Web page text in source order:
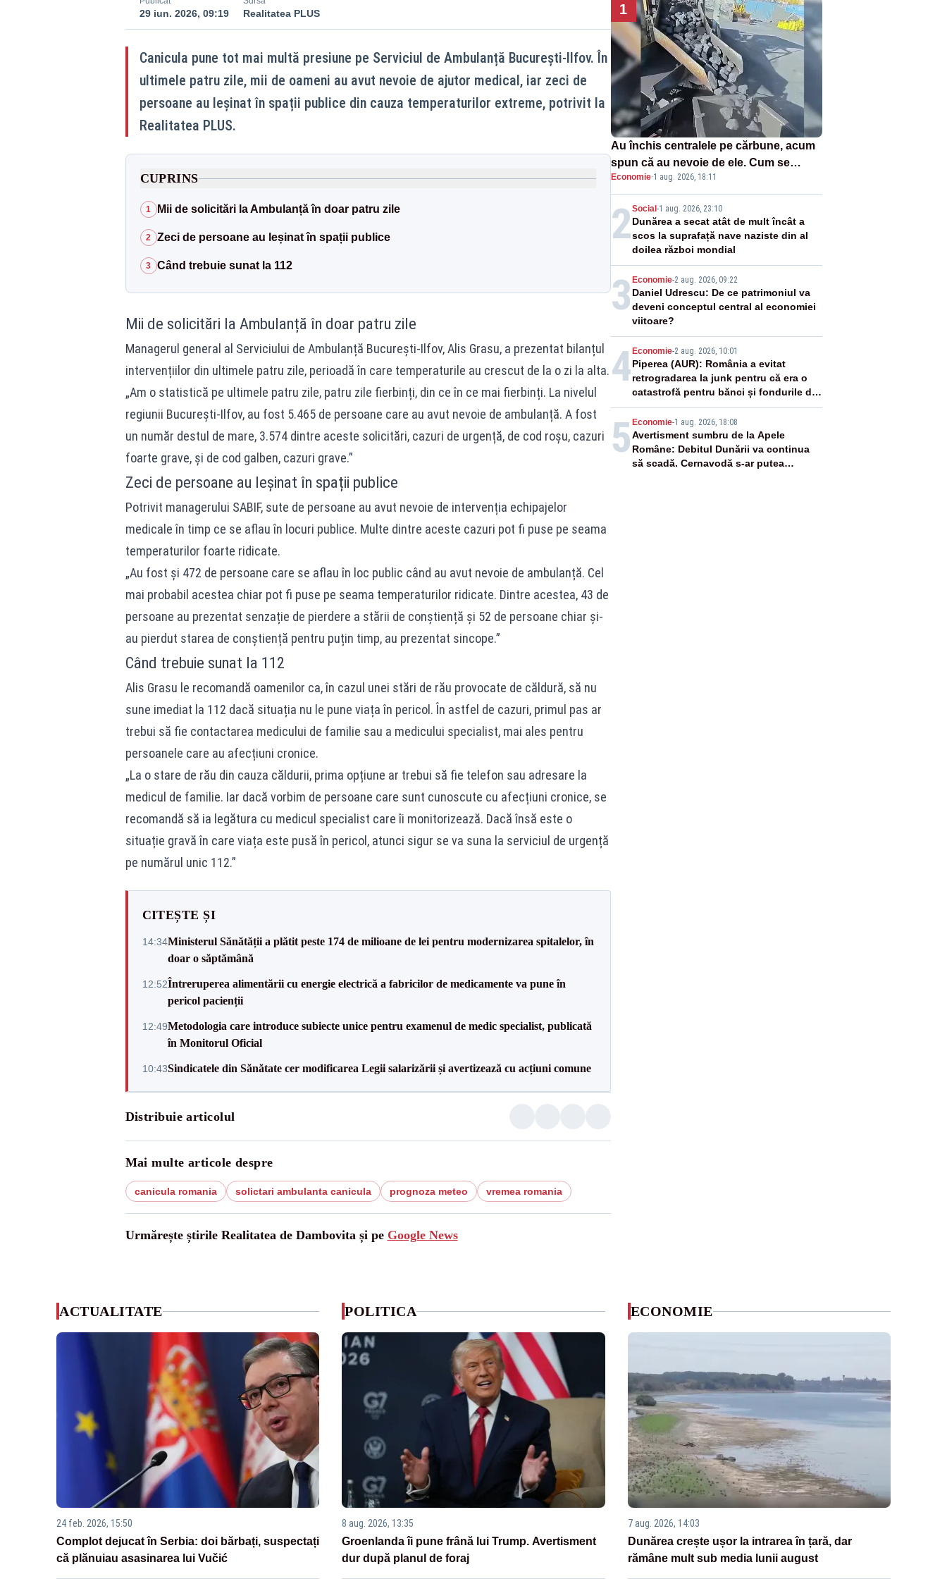
29 iun. 2026, 09:19 Realitatea PLUS
Canicula pune tot mai multă presiune pe Serviciul de Ambulanță București-Ilfov. În
ultimele patru zile, mii de oameni au avut nevoie de ajutor medical, iar zeci de
persoane au leșinat în spații publice din cauza temperaturilor extreme, potrivit la
Realitatea PLUS.
CUPRINS
1 Mii de solicitări la Ambulanță în doar patru zile
2 Zeci de persoane au leșinat în spații publice
3 Când trebuie sunat la 112
Mii de solicitări la Ambulanță în doar patru zile
Managerul general al Serviciului de Ambulanță București-Ilfov, Alis Grasu, a prezentat bilanțul
intervențiilor din ultimele patru zile, perioadă în care temperaturile au crescut de la o zi la alta.
„Am o statistică pe ultimele patru zile, patru zile fierbinți, din ce în ce mai fierbinți. La nivelul
regiunii București-Ilfov, au fost 5.465 de persoane care au avut nevoie de ambulanță. A fost
un număr destul de mare, 3.574 dintre aceste solicitări, cazuri de urgență, de cod roșu, cazuri
foarte grave, și de cod galben, cazuri grave.”
Zeci de persoane au leșinat în spații publice
Potrivit managerului SABIF, sute de persoane au avut nevoie de intervenția echipajelor
medicale în timp ce se aflau în locuri publice. Multe dintre aceste cazuri pot fi puse pe seama
temperaturilor foarte ridicate.
„Au fost și 472 de persoane care se aflau în loc public când au avut nevoie de ambulanță. Cel
mai probabil acestea chiar pot fi puse pe seama temperaturilor ridicate. Dintre acestea, 43 de
persoane au prezentat senzație de pierdere a stării de conștiență și 52 de persoane chiar și-
au pierdut starea de conștiență pentru puțin timp, au prezentat sincope.”
Când trebuie sunat la 112
Alis Grasu le recomandă oamenilor ca, în cazul unei stări de rău provocate de căldură, să nu
sune imediat la 112 dacă situația nu le pune viața în pericol. În astfel de cazuri, primul pas ar
trebui să fie contactarea medicului de familie sau a medicului specialist, mai ales pentru
persoanele care au afecțiuni cronice.
„La o stare de rău din cauza căldurii, prima opțiune ar trebui să fie telefon sau adresare la
medicul de familie. Iar dacă vorbim de persoane care sunt cunoscute cu afecțiuni cronice, se
recomandă să ia legătura cu medicul specialist care îi monitorizează. Dacă însă este o
situație gravă în care viața este pusă în pericol, atunci sigur se va suna la serviciul de urgență
pe numărul unic 112.”
CITEȘTE ȘI
14:34Ministerul Sănătății a plătit peste 174 de milioane de lei pentru modernizarea spitalelor, în
doar o săptămână
12:52Întreruperea alimentării cu energie electrică a fabricilor de medicamente va pune în
pericol pacienții
12:49Metodologia care introduce subiecte unice pentru examenul de medic specialist, publicată
în Monitorul Oficial
10:43Sindicatele din Sănătate cer modificarea Legii salarizării și avertizează cu acțiuni comune
Distribuie articolul
Mai multe articole despre
canicula romania solictari ambulanta canicula prognoza meteo vremea romania
Urmărește știrile Realitatea de Dambovita și pe Google News
1
Au închis centralele pe cărbune, acum
spun că au nevoie de ele. Cum se
pasează vina în plină criză energetică
Economie·1 aug. 2026, 18:11
2Social -1 aug. 2026, 23:10
Dunărea a secat atât de mult încât a
scos la suprafață nave naziste din al
doilea război mondial
3 Economie-2 aug. 2026, 09:22
Daniel Udrescu: De ce patrimoniul va
deveni conceptul central al economiei
viitoare?
4 Economie-2 aug. 2026, 10:01
Piperea (AUR): România a evitat
retrogradarea la junk pentru că era o
catastrofă pentru bănci și fondurile de
pensii
5 Economie-1 aug. 2026, 18:08
Avertisment sumbru de la Apele
Române: Debitul Dunării va continua
să scadă. Cernavodă s-ar putea
ACTUALITATE
24 feb. 2026, 15:50
Complot dejucat în Serbia: doi bărbați, suspectați
că plănuiau asasinarea lui Vučić
POLITICA
8 aug. 2026, 13:35
Groenlanda îi pune frână lui Trump. Avertisment
dur după planul de foraj
ECONOMIE
7 aug. 2026, 14:03
Dunărea crește ușor la intrarea în țară, dar
rămâne mult sub media lunii august